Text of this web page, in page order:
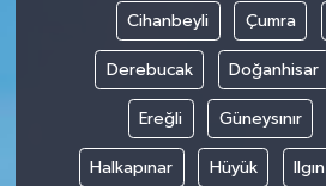
Cihanbeyli Çumra
Derebucak Doğanhisar
Ereğli Güneysınır
Halkapınar Hüyük Ilgın